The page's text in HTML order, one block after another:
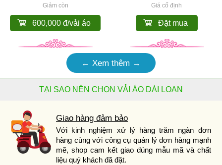
Giảm còn
600,000 đ/vải áo
Giá cố định
Đặt mua
← Xem thêm →
TẠI SAO NÊN CHỌN VẢI ÁO DÀI LOAN
Giao hàng đảm bảo
Với kinh nghiệm xử lý hàng trăm ngàn đơn
hàng cùng với công cụ quản lý đơn hàng mạnh
mẽ, shop cam kết giao đúng mẫu mã và chất
liệu quý khách đã đặt.